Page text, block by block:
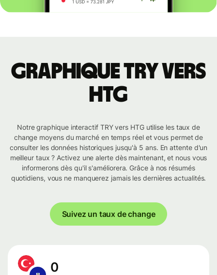
Graphique TRY vers
HTG
Notre graphique interactif TRY vers HTG utilise les taux de
change moyens du marché en temps réel et vous permet de
consulter les données historiques jusqu'à 5 ans. En attente d'un
meilleur taux ? Activez une alerte dès maintenant, et nous vous
informerons dès qu'il s'améliorera. Grâce à nos résumés
quotidiens, vous ne manquerez jamais les dernières actualités.
Suivez un taux de change
0